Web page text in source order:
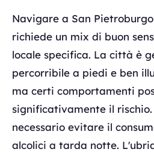
Navigare a San
richiede un mix di buon
locale specifica. La città è
percorribile a piedi e ben
ma certi comportamenti
significativamente il
necessario evitare il
alcolici a tarda notte.